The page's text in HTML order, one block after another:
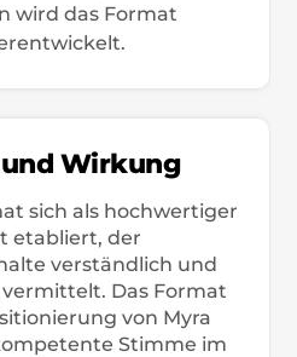
wird das Format
Wirkung
sich als hochwertiger
etabliert, der
verständlich und
Das Format
von Myra
Stimme im